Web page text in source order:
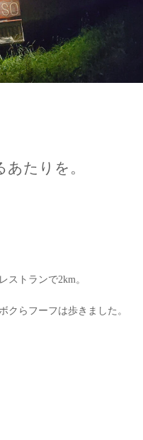
たりを。
ストランで2km。
クらフーフは歩きました。